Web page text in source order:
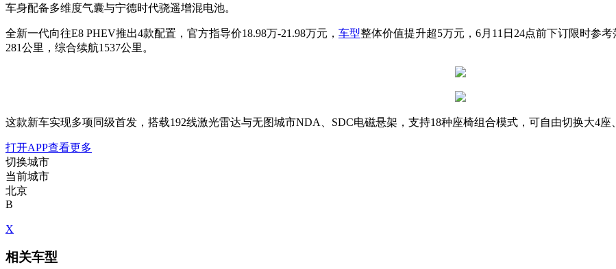
车身配备多维度气囊与宁德时代骁遥增混电池。
全新一代向往E8 PHEV推出4款配置，官方指导价18.98万-21.98万元， 车型整体价值提升超5万元，6月11日24点前下订限时参
281公里，综合续航1537公里。
这款新车实现多项同级首发，搭载192线激光雷达与无图城市NDA、SDC电磁悬架，支持18种座椅组合模式，可自由切换大4座
打开APP查看更多
切换城市
当前城市
北京
B
X
相关车型